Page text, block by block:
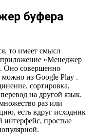
буфера
то имеет смысл
приложение «Менеджер
Оно совершенно
можно из Google Play .
сортировка,
на другой язык.
раз или
есть вдруг исходник
интерфейс, простые